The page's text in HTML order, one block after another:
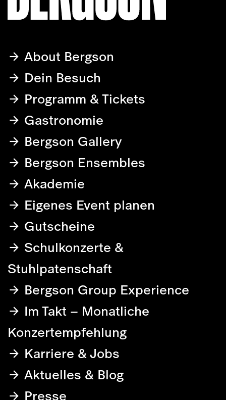
About Bergson
Dein Besuch
Programm & Tickets
Gastronomie
Bergson Gallery
Bergson Ensembles
Akademie
Eigenes Event planen
Gutscheine
Schulkonzerte &
Stuhlpatenschaft
Bergson Group Experience
Im Takt – Monatliche
Konzertempfehlung
Karriere & Jobs
Aktuelles & Blog
Presse